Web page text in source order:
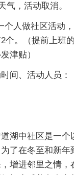
，活动取消。
人做社区活动，
个。（提前上班
津贴）
、活动人员：
中社区是一个
了在冬至和新年
增进邻里之情，